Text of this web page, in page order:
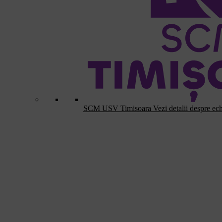
SCM USV Timisoara Vezi detalii despre